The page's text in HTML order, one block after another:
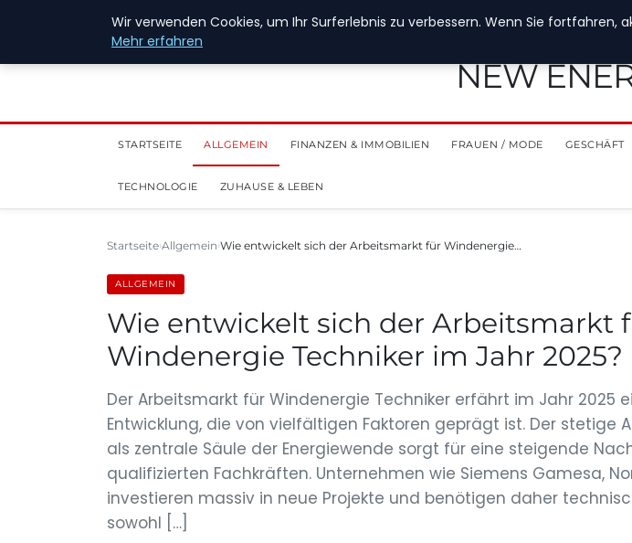
28. Juli 2026
NEW
STARTSEITE ALLGEMEIN FINANZEN & IMMOBILIEN FRAUEN / MODE GESCHÄFT
TECHNOLOGIE ZUHAUSE & LEBEN
Startseite Allgemein Wie entwickelt sich der Arbeitsmarkt für Windenergie…
ALLGEMEIN
Wie entwickelt sich der Arbeitsmarkt
Windenergie Techniker im Jahr 2025?
Der Arbeitsmarkt für Windenergie Techniker erfährt im Jahr 2025
Entwicklung, die von vielfältigen Faktoren geprägt ist. Der stetige
als zentrale Säule der Energiewende sorgt für eine steigende
qualifizierten Fachkräften. Unternehmen wie Siemens Gamesa,
investieren massiv in neue Projekte und benötigen daher
sowohl […]
Wir verwenden Cookies, um Ihr Surferlebnis zu verbessern. Wenn Sie fortfahren,
Mehr erfahren